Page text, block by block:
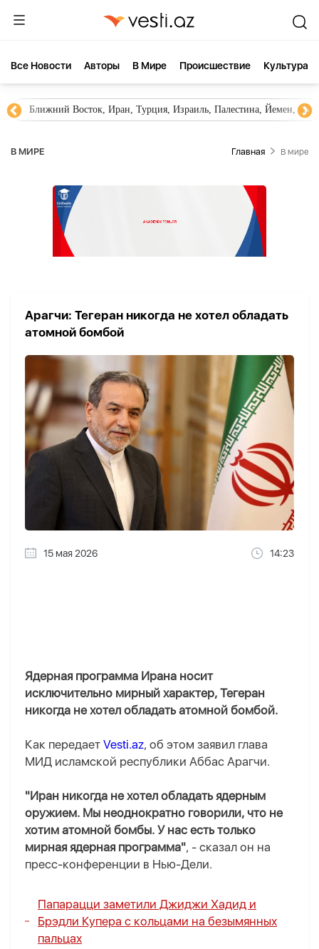
Все Новости Aвторы В Мире Происшествие Культура
Ближний Восток, Иран, Турция, Израиль, Палестина, Йемен,
В МИРЕ Главная В мире
Арагчи: Тегеран никогда не хотел обладать
атомной бомбой
15 мая 2026 14:23
Ядерная программа Ирана носит
исключительно мирный характер, Тегеран
никогда не хотел обладать атомной бомбой.
Как передает Vesti.az, об этом заявил глава
МИД исламской республики Аббас Арагчи.
"Иран никогда не хотел обладать ядерным
оружием. Мы неоднократно говорили, что не
хотим атомной бомбы. У нас есть только
мирная ядерная программа", - сказал он на
пресс-конференции в Нью-Дели.
Папарацци заметили Джиджи Хадид и
Брэдли Купера с кольцами на безымянных
пальцах